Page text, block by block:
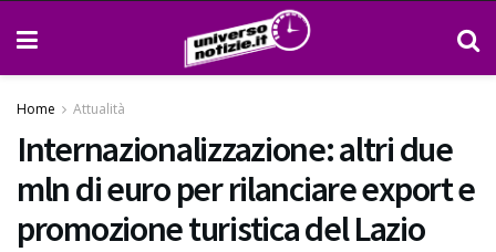
Home Attualità
Internazionalizzazione: altri due
mln di euro per rilanciare export e
promozione turistica del Lazio